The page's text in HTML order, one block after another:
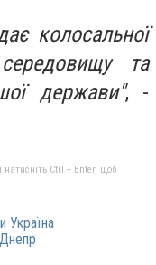
колосальної
та
держави", -
натисніть Ctrl + Enter, щоб
Україна